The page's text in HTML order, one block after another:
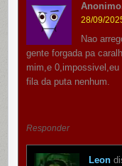
28/09/
Nao
gente forgada pa
mim,e
fila da puta nenhum.
Responder
Leon